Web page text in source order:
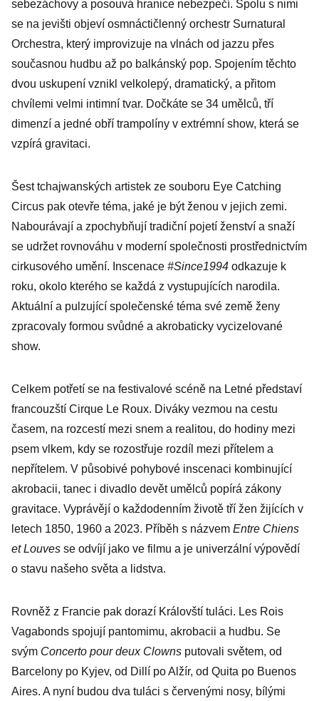
sebezáchovy a posouvá hranice nebezpečí. Spolu s nimi
se na jevišti objeví osmnáctičlenný orchestr Surnatural
Orchestra, který improvizuje na vlnách od jazzu přes
současnou hudbu až po balkánský pop. Spojením těchto
dvou uskupení vznikl velkolepý, dramatický, a přitom
chvílemi velmi intimní tvar. Dočkáte se 34 umělců, tří
dimenzí a jedné obří trampolíny v extrémní show, která se
vzpírá gravitaci.
Šest tchajwanských artistek ze souboru Eye Catching
Circus pak otevře téma, jaké je být ženou v jejich zemi.
Nabourávají a zpochybňují tradiční pojetí ženství a snaží
se udržet rovnováhu v moderní společnosti prostřednictvím
cirkusového umění. Inscenace #Since1994 odkazuje k
roku, okolo kterého se každá z vystupujících narodila.
Aktuální a pulzující společenské téma své země ženy
zpracovaly formou svůdné a akrobaticky vycizelované
show.
Celkem potřetí se na festivalové scéně na Letné představí
francouzští Cirque Le Roux. Diváky vezmou na cestu
časem, na rozcestí mezi snem a realitou, do hodiny mezi
psem vlkem, kdy se rozostřuje rozdíl mezi přítelem a
nepřítelem. V působivé pohybové inscenaci kombinující
akrobacii, tanec i divadlo devět umělců popírá zákony
gravitace. Vyprávějí o každodenním životě tří žen žijících v
letech 1850, 1960 a 2023. Příběh s názvem Entre Chiens
et Louves se odvíjí jako ve filmu a je univerzální výpovědí
o stavu našeho světa a lidstva.
Rovněž z Francie pak dorazí Královští tuláci. Les Rois
Vagabonds spojují pantomimu, akrobacii a hudbu. Se
svým Concerto pour deux Clowns putovali světem, od
Barcelony po Kyjev, od Dillí po Alžír, od Quita po Buenos
Aires. A nyní budou dva tuláci s červenými nosy, bílými